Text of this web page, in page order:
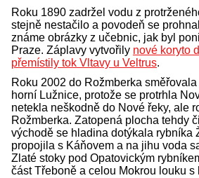
Roku 1890 zadržel vodu z
stejně nestačilo a povodeň se
známe obrázky z učebnic, jak byl
Praze. Záplavy vytvořily nové koryto
přemístily tok Vltavy u Veltrus.
Roku 2002 do Rožmberka
horní Lužnice, protože se protrhla
netekla neškodně do Nové řeky, ale
Rožmberka. Zatopená plocha tehdy
východě se hladina dotýkala rybníka
propojila s Káňovem a na jihu voda
Zlaté stoky pod Opatovickým
část Třeboně a celou Mokrou louku s